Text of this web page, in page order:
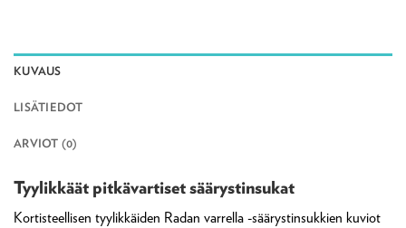
KUVAUS
LISÄTIEDOT
ARVIOT (0)
Tyylikkäät pitkävartiset säärystinsukat
Kortisteellisen tyylikkäiden Radan varrella -säärystinsukkien kuviot